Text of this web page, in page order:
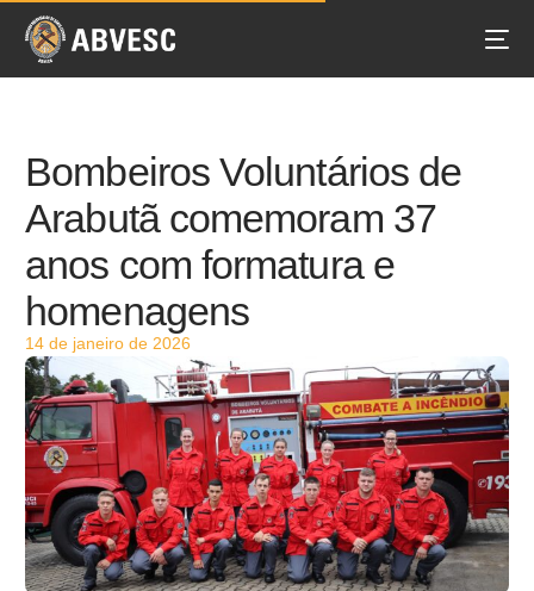
Bombeiros Voluntários de
Arabutã comemoram 37
anos com formatura e
homenagens
14 de janeiro de 2026